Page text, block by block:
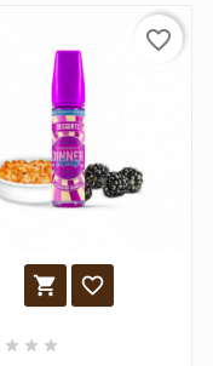
 
  
favorite_border